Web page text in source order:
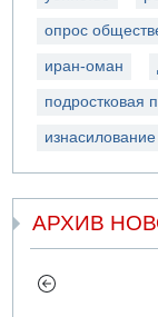
опрос
иран-оман
подростковая
АРХИВ